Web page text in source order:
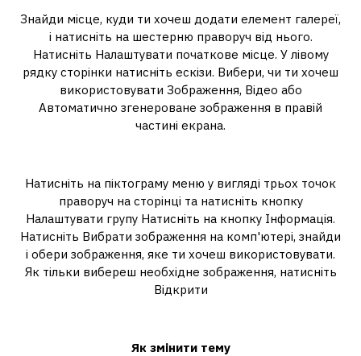
Знайди місце, куди ти хочеш додати елемент галереї,
і натисніть на шестерню праворуч від нього.
Натисніть Налаштувати початкове місце. У лівому
рядку сторінки натисніть ескізи. Вибери, чи ти хочеш
використовувати Зображення, Відео або
Автоматично згенероване зображення в правій
частині екрана.
Натисніть на піктограму меню у вигляді трьох точок
праворуч на сторінці та натисніть кнопку
Налаштувати групу Натисніть на кнопку Інформація.
Натисніть Вибрати зображення на комп'ютері, знайди
і обери зображення, яке ти хочеш використовувати.
Як тільки вибереш необхідне зображення, натисніть
Відкрити
Як змінити тему